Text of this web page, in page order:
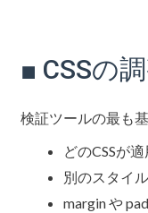
■ CSSの
検証ツールの最も
どのCSSが
別のスタイ
margin や